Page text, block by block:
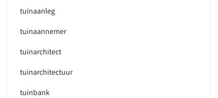
tuinaanleg
tuinaannemer
tuinarchitect
tuinarchitectuur
tuinbank